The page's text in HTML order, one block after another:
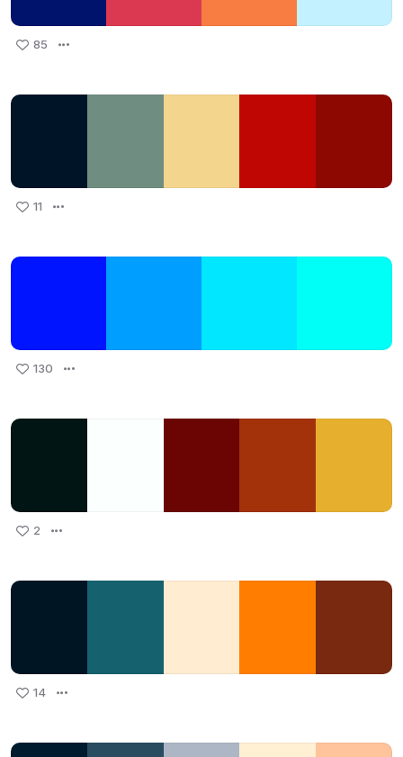
85
11
130
2
14